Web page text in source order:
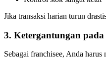
Jika transaksi harian turun
3. Ketergantungan pada
Sebagai franchisee, Anda